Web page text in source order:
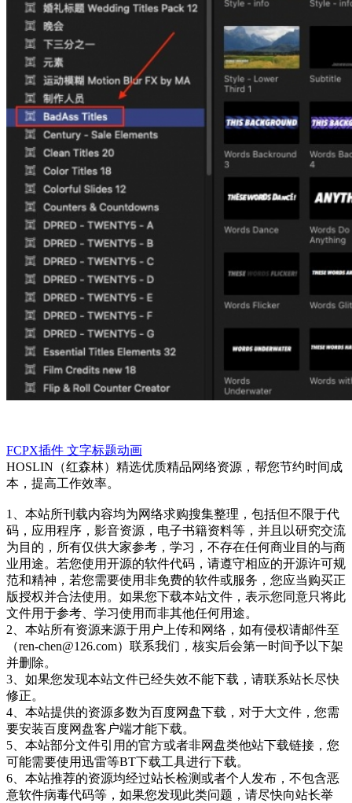
FCPX插件 文字标题动画
HOSLIN（红森林）精选优质精品网络资源，帮您节约时间成
本，提高工作效率。
1、本站所刊载内容均为网络求购搜集整理，包括但不限于代
码，应用程序，影音资源，电子书籍资料等，并且以研究交流
为目的，所有仅供大家参考，学习，不存在任何商业目的与商
业用途。若您使用开源的软件代码，请遵守相应的开源许可规
范和精神，若您需要使用非免费的软件或服务，您应当购买正
版授权并合法使用。如果您下载本站文件，表示您同意只将此
文件用于参考、学习使用而非其他任何用途。
2、本站所有资源来源于用户上传和网络，如有侵权请邮件至
（ren-chen@126.com）联系我们，核实后会第一时间予以下架
并删除。
3、如果您发现本站文件已经失效不能下载，请联系站长尽快
修正。
4、本站提供的资源多数为百度网盘下载，对于大文件，您需
要安装百度网盘客户端才能下载。
5、本站部分文件引用的官方或者非网盘类他站下载链接，您
可能需要使用迅雷等BT下载工具进行下载。
6、本站推荐的资源均经过站长检测或者个人发布，不包含恶
意软件病毒代码等，如果您发现此类问题，请尽快向站长举